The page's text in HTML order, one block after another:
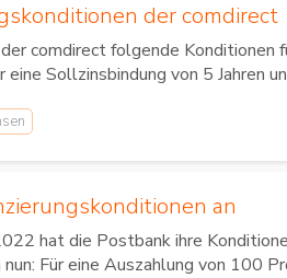
der comdirect
comdirect folgende Konditionen
Sollzinsbindung von 5 Jahren
an
hat die Postbank ihre
Für eine Auszahlung von 100